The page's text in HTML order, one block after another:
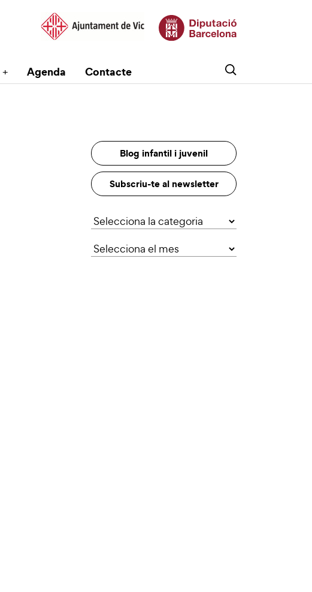
Agenda Contacte
Blog infantil i juvenil
Subscriu-te al newsletter
Categories